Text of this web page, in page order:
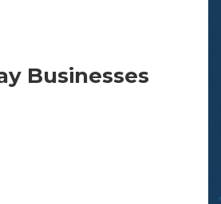
Businesses